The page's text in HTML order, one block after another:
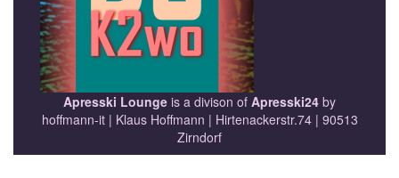
Apresski Lounge is a divison of Apresski24 by
hoffmann-it | Klaus Hoffmann | Hirtenackerstr.74 | 90513
Zirndorf